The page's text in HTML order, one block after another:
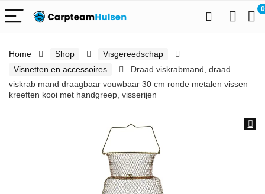
0
Home Shop
Visgereedschap
Visnetten en accessoires
Draad viskrabmand, draad
viskrab mand draagbaar vouwbaar 30 cm ronde metalen vissen
kreeften kooi met handgreep, visserijen